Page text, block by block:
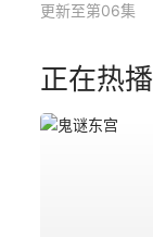
更新至第06集
正在热播